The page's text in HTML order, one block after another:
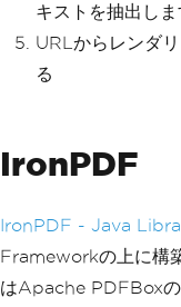
キストを抽出しま
URLからレンダ
る
IronPDF
IronPDF - Java
Frameworkの上に構
はApache PDFBoxの